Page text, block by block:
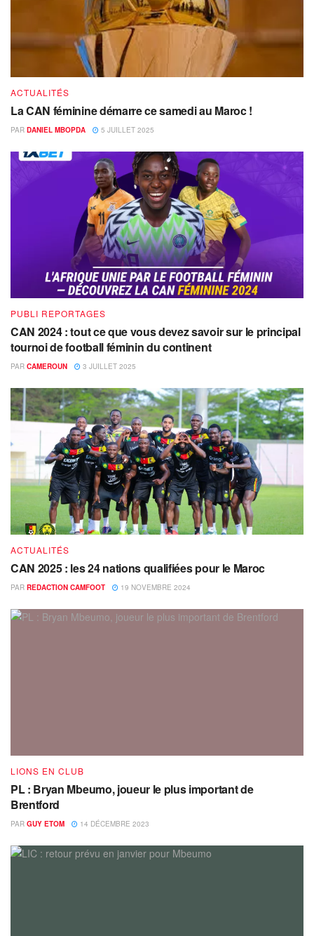
ACTUALITÉS
La CAN féminine démarre ce samedi au Maroc !
PAR DANIEL MBOPDA 5 JUILLET 2025
PUBLI REPORTAGES
CAN 2024 : tout ce que vous devez savoir sur le principal
tournoi de football féminin du continent
PAR CAMEROUN 3 JUILLET 2025
ACTUALITÉS
CAN 2025 : les 24 nations qualifiées pour le Maroc
PAR REDACTION CAMFOOT 19 NOVEMBRE 2024
LIONS EN CLUB
PL : Bryan Mbeumo, joueur le plus important de
Brentford
PAR GUY ETOM 14 DÉCEMBRE 2023